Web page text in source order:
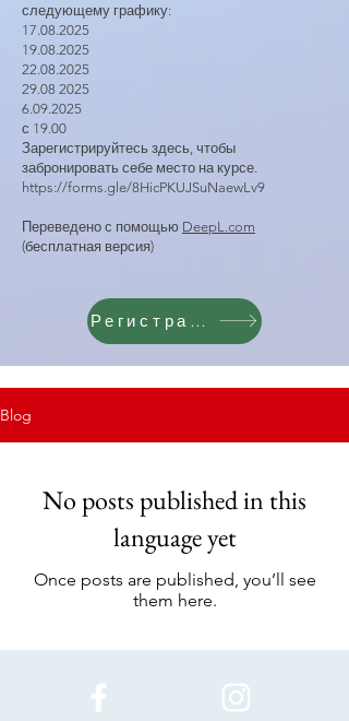
следующему графику:
17.08.2025
19.08.2025
22.08.2025
29.08 2025
6.09.2025
с 19.00
Зарегистрируйтесь здесь, чтобы
забронировать себе место на курсе.
https://forms.gle/8HicPKUJSuNaewLv9
Переведено с помощью DeepL.com
(бесплатная версия)
Регистрация
Blog
No posts published in this
language yet
Once posts are published, you’ll see
them here.